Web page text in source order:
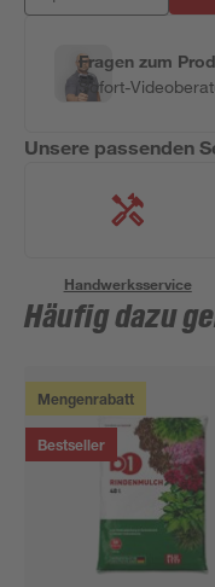
Fragen zum
Sofort-
Unsere passenden
Handwerksservice
Häufig dazu
Mengenrabatt
Bestseller